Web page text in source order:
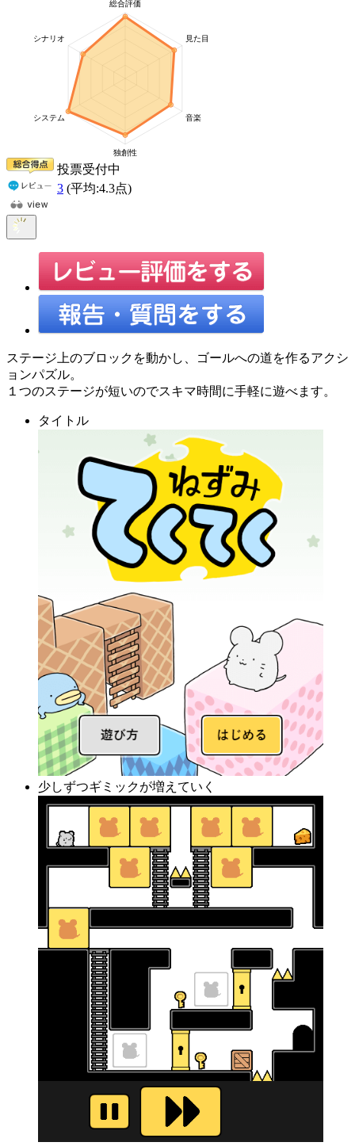
投票受付中
3 (平均:4.3点)
ステージ上のブロックを動かし、ゴールへの道を作るアクシ
ョンパズル。
１つのステージが短いのでスキマ時間に手軽に遊べます。
タイトル
少しずつギミックが増えていく